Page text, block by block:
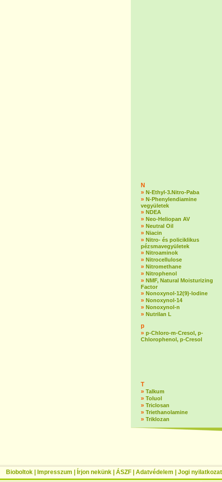
N
» N-Ethyl-3.Nitro-Paba
» N-Phenylendiamine
vegyületek
» NDEA
» Neo-Heliopan AV
» Neutral Oil
» Niacin
» Nitro- és policiklikus
pézsmavegyületek
» Nitroaminok
» Nitrocellulose
» Nitromethane
» Nitrophenol
» NMF, Natural Moisturizing
Factor
» Nonoxynol-12(9)-lodine
» Nonoxynol-14
» Nonoxynol-n
» Nutrilan L
p
» p-Chloro-m-Cresol, p-
Chlorophenol, p-Cresol
T
» Talkum
» Toluol
» Triclosan
» Triethanolamine
» Triklozan
Bioboltok Impresszum Írjon nekünk ÁSZF Adatvédelem Jogi nyilatkozat